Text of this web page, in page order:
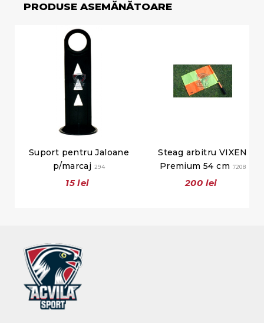
PRODUSE ASEMĂNĂTOARE
Suport pentru Jaloane
p/marcaj 294
15 lei
Steag arbitru VIXEN
Premium 54 cm 7208
200 lei